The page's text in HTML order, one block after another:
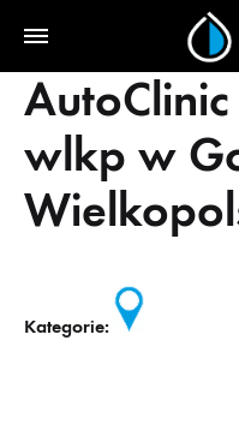
wlkp w
Kategorie: